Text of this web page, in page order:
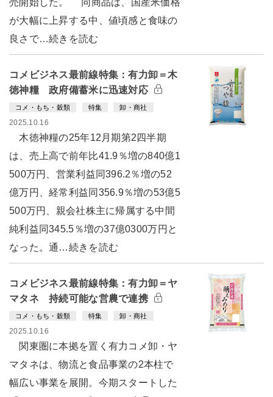
が大幅に上昇する中、値頃感と食味の
良さで…続きを読む
コメビジネス最前線特集：有力卸＝木
徳神糧 政府備蓄米に迅速対応
コメ・もち・穀類 特集 卸・商社
2025.10.16
木徳神糧の25年12月期第2四半期
は、売上高で前年比41.9％増の840億1
500万円、営業利益同396.2％増の52
億万円、経常利益同356.9％増の53億5
500万円、親会社株主に帰属する中間
純利益同345.5％増の37億0300万円と
なった。通…続きを読む
コメビジネス最前線特集：有力卸＝ヤ
マタネ 持続可能な営農で連携
コメ・もち・穀類 特集 卸・商社
2025.10.16
関東圏に本拠を置く有力コメ卸・ヤ
マタネは、物流と食品事業の2本柱で
幅広い事業を展開。今期スタートした